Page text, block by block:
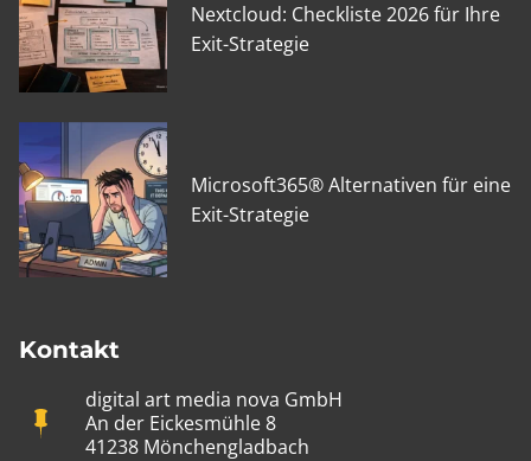
Nextcloud: Checkliste 2026 für Ihre
Exit-Strategie
Microsoft365® Alternativen für eine
Exit-Strategie
Kontakt
digital art media nova GmbH
An der Eickesmühle 8
41238 Mönchengladbach